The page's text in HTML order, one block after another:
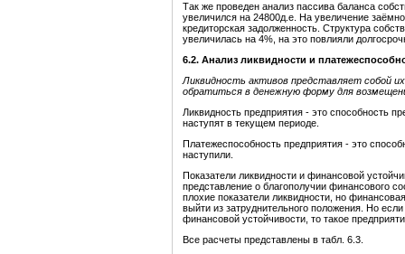
Так же проведен анализ пассива баланса
увеличился на 24800д.е. На увеличение
кредиторская задолженность. Структура
увеличилась на 4%, на это повлияли
6.2. Анализ ликвидности и
Ликвидность активов представляет собой
обратиться в денежную форму для
Ликвидность предприятия - это способность
наступят в текущем периоде.
Платежеспособность предприятия - это
наступили.
Показатели ликвидности и финансовой
представление о благополучии финансового
плохие показатели ликвидности, но
выйти из затруднительного положения. Но
финансовой устойчивости, то такое
Все расчеты представлены в табл. 6.3.